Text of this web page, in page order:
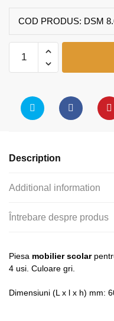
COD PRODUS: DSM
metalic
Description
Additional information
Întrebare despre produs
Piesa mobilier scolar
4 usi. Culoare gri.
Dimensiuni (L x l x h) mm: